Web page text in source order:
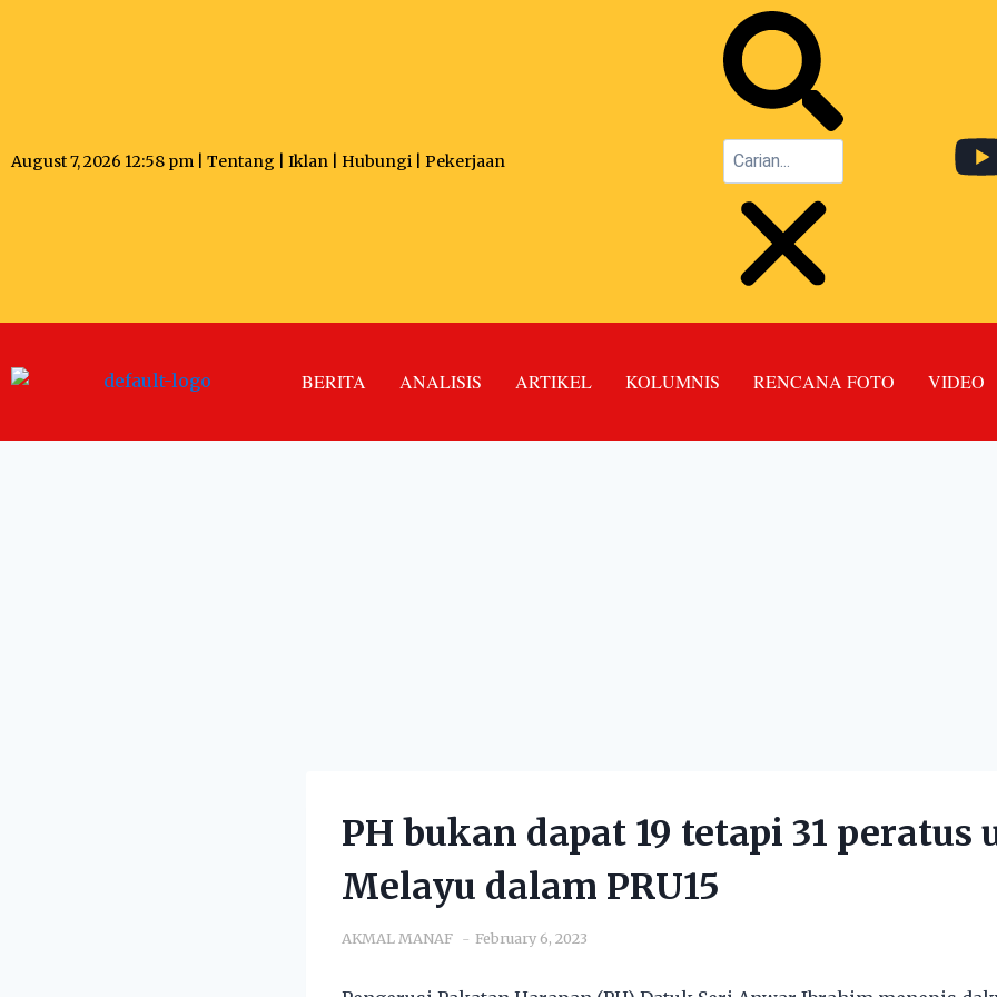
August 7, 2026 12:58 pm | Tentang Iklan Hubungi Pekerjaan
BERITA ANALISIS ARTIKEL KOLUMNIS RENCANA FOTO VIDEO
PH bukan dapat 19 tetapi 31 peratus
Melayu dalam PRU15
AKMAL MANAF February 6, 2023